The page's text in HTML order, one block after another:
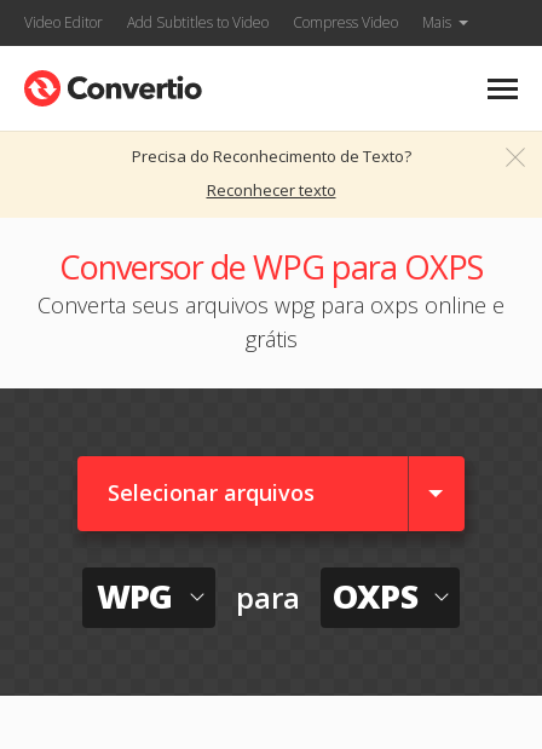
Video Editor Add Subtitles to Video Compress Video Mais
Precisa do Reconhecimento de Texto?
Reconhecer texto
Conversor de WPG para OXPS
Converta seus arquivos wpg para oxps online e
grátis
Selecionar arquivos
WPG para OXPS